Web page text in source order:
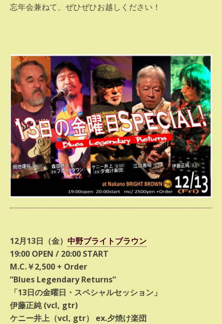
忘年会兼ねて、ぜひぜひお越しください！
12月13日（金） 中野ブライトブラウン
19:00 OPEN / 20:00 START
M.C.￥2,500 + Order
”Blues Legendary Returns”
「13日の金曜日・スペシャルセッション」
伊藤正純 (vcl, gtr)
ケニー井上（vcl, gtr） ex.夕焼け楽団